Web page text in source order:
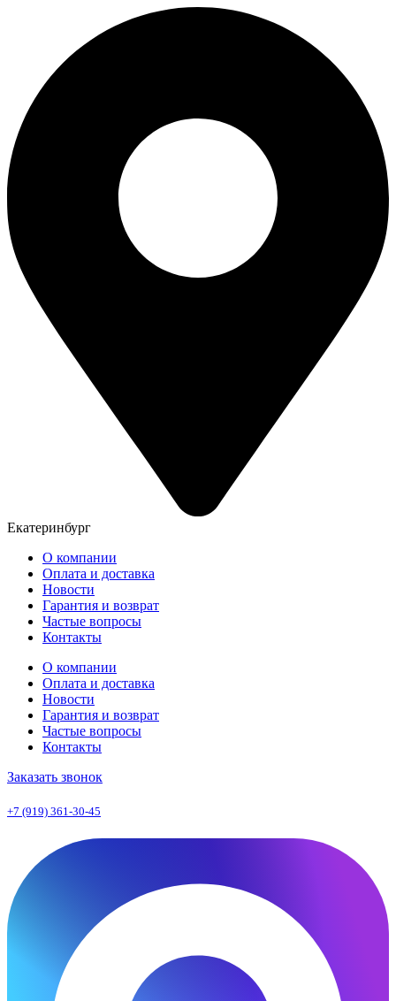
содержимому
Екатеринбург
О компании
Оплата и доставка
Новости
Гарантия и возврат
Частые вопросы
Контакты
О компании
Оплата и доставка
Новости
Гарантия и возврат
Частые вопросы
Контакты
Заказать звонок
+7 (919) 361-30-45